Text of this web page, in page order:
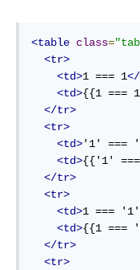
<table class=
<tr>
<td>1 === 1
<td>{{1 ===
</tr>
<tr>
<td>'1' ===
<td>{{'1'
</tr>
<tr>
<td>1 === '1'
<td>{{1 ===
</tr>
<tr>